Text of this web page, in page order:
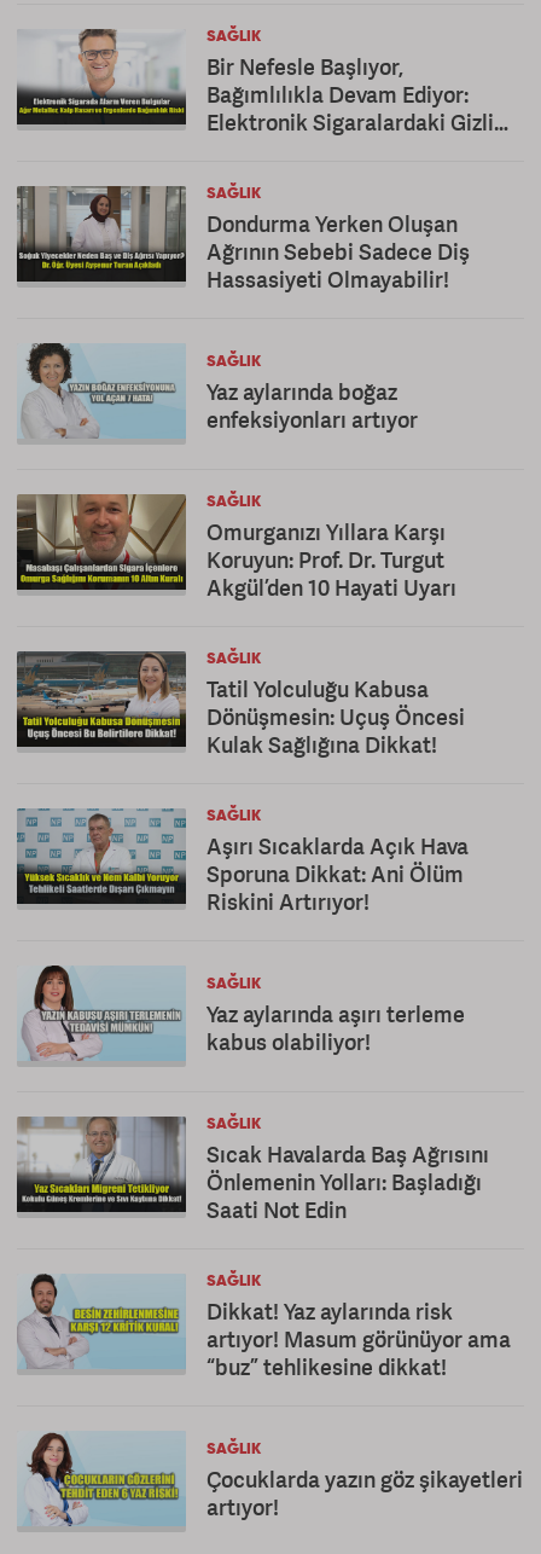
SAĞLIK
Bir Nefesle Başlıyor,
Bağımlılıkla Devam Ediyor:
Elektronik Sigaralardaki Gizli
SAĞLIK
Dondurma Yerken Oluşan
Ağrının Sebebi Sadece Diş
Hassasiyeti Olmayabilir!
SAĞLIK
Yaz aylarında boğaz
enfeksiyonları artıyor
SAĞLIK
Omurganızı Yıllara Karşı
Koruyun: Prof. Dr. Turgut
Akgül’den 10 Hayati Uyarı
SAĞLIK
Tatil Yolculuğu Kabusa
Dönüşmesin: Uçuş Öncesi
Kulak Sağlığına Dikkat!
SAĞLIK
Aşırı Sıcaklarda Açık Hava
Sporuna Dikkat: Ani Ölüm
Riskini Artırıyor!
SAĞLIK
Yaz aylarında aşırı terleme
kabus olabiliyor!
SAĞLIK
Sıcak Havalarda Baş Ağrısını
Önlemenin Yolları: Başladığı
Saati Not Edin
SAĞLIK
Dikkat! Yaz aylarında risk
artıyor! Masum görünüyor ama
“buz” tehlikesine dikkat!
SAĞLIK
Çocuklarda yazın göz şikayetleri
artıyor!